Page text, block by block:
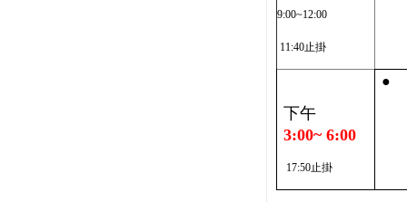
9:00~12:00
11:40止掛
下午
3:00~ 6:00
17:50止掛
●